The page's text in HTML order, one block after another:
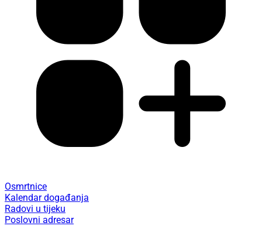
Osmrtnice
Kalendar događanja
Radovi u tijeku
Poslovni adresar